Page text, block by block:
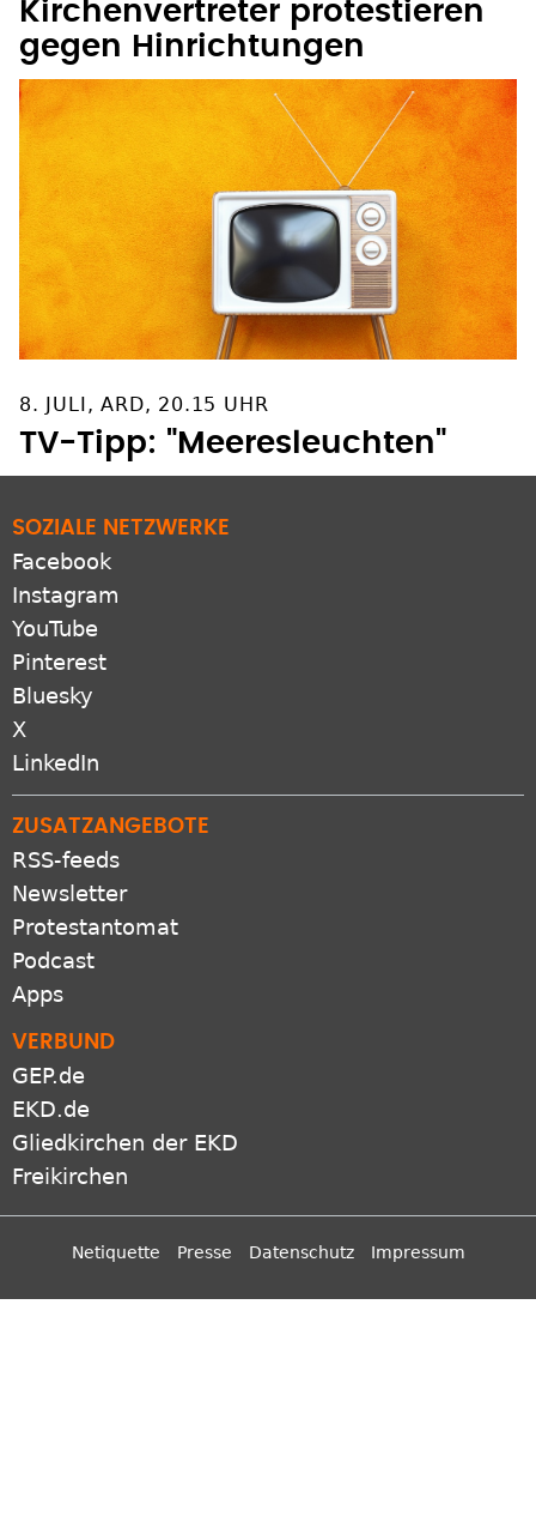
Kirchenvertreter protestieren
gegen Hinrichtungen
8. JULI, ARD, 20.15 UHR
TV-Tipp: "Meeresleuchten"
SOZIALE NETZWERKE
Facebook
Instagram
YouTube
Pinterest
Bluesky
X
LinkedIn
ZUSATZANGEBOTE
RSS-feeds
Newsletter
Protestantomat
Podcast
Apps
VERBUND
GEP.de
EKD.de
Gliedkirchen der EKD
Freikirchen
Netiquette Presse Datenschutz Impressum